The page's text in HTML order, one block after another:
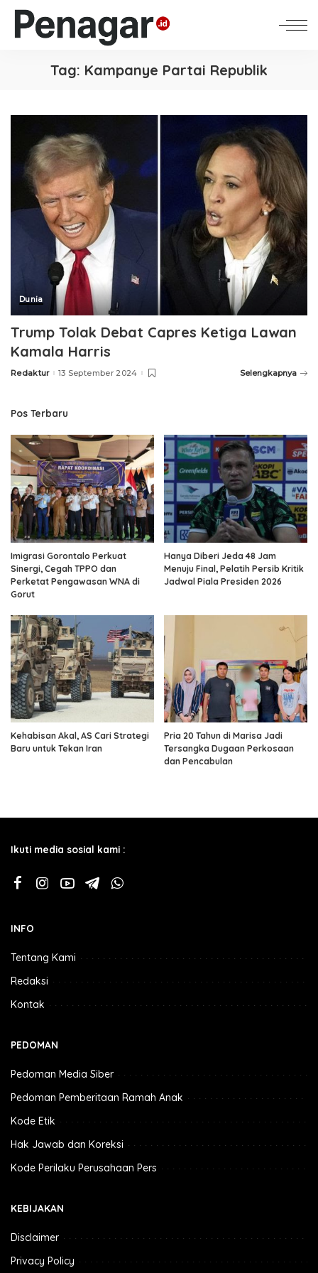
Tag: Kampanye Partai Republik
Dunia
Trump Tolak Debat Capres Ketiga Lawan
Kamala Harris
Posted
Redaktur 13 September 2024 Selengkapnya
Pos Terbaru
Imigrasi Gorontalo Perkuat
Sinergi, Cegah TPPO dan
Perketat Pengawasan WNA di
Gorut
Hanya Diberi Jeda 48 Jam
Menuju Final, Pelatih Persib Kritik
Jadwal Piala Presiden 2026
Kehabisan Akal, AS Cari Strategi
Baru untuk Tekan Iran
Pria 20 Tahun di Marisa Jadi
Tersangka Dugaan Perkosaan
dan Pencabulan
Ikuti media sosial kami :
INFO
Tentang Kami
Redaksi
Kontak
PEDOMAN
Pedoman Media Siber
Pedoman Pemberitaan Ramah Anak
Kode Etik
Hak Jawab dan Koreksi
Kode Perilaku Perusahaan Pers
KEBIJAKAN
Disclaimer
Privacy Policy